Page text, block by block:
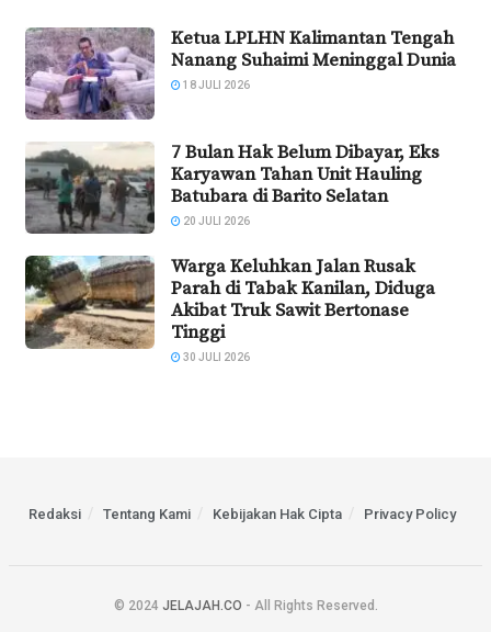
Ketua LPLHN Kalimantan Tengah
Nanang Suhaimi Meninggal Dunia
18 JULI 2026
7 Bulan Hak Belum Dibayar, Eks
Karyawan Tahan Unit Hauling
Batubara di Barito Selatan
20 JULI 2026
Warga Keluhkan Jalan Rusak
Parah di Tabak Kanilan, Diduga
Akibat Truk Sawit Bertonase
Tinggi
30 JULI 2026
Redaksi Tentang Kami Kebijakan Hak Cipta Privacy Policy
© 2024 JELAJAH.CO - All Rights Reserved.